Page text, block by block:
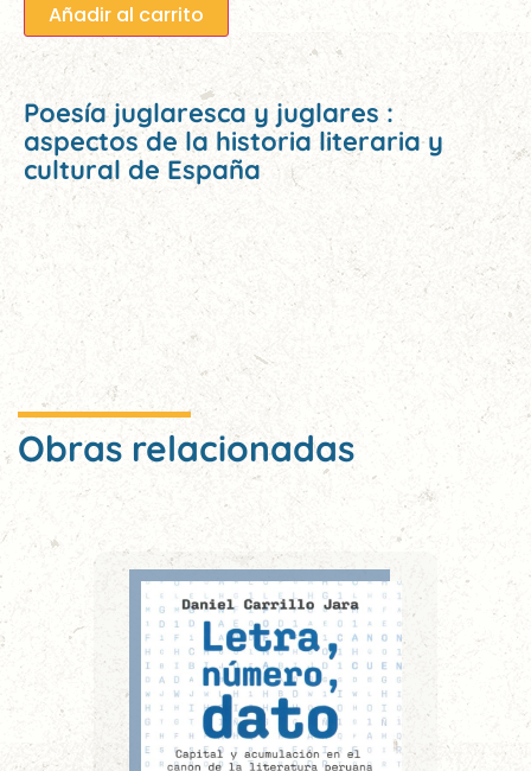
Añadir al carrito
Poesía juglaresca y juglares :
aspectos de la historia literaria y
cultural de España
Obras relacionadas